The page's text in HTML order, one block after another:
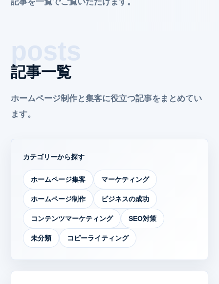
記事一覧
ホームページ制作と集客に役立つ記事をまとめてい
ます。
カテゴリーから探す
ホームページ集客 マーケティング
ホームページ制作 ビジネスの成功
コンテンツマーケティング SEO対策
未分類 コピーライティング